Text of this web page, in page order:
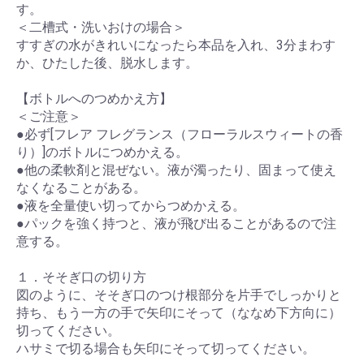
す。
＜二槽式・洗いおけの場合＞
すすぎの水がきれいになったら本品を入れ、3分まわす
か、ひたした後、脱水します。
【ボトルへのつめかえ方】
＜ご注意＞
●必ず[フレア フレグランス（フローラルスウィートの香
り）]のボトルにつめかえる。
●他の柔軟剤と混ぜない。液が濁ったり、固まって使え
なくなることがある。
●液を全量使い切ってからつめかえる。
●パックを強く持つと、液が飛び出ることがあるので注
意する。
１．そそぎ口の切り方
図のように、そそぎ口のつけ根部分を片手でしっかりと
持ち、もう一方の手で矢印にそって（ななめ下方向に）
切ってください。
ハサミで切る場合も矢印にそって切ってください。